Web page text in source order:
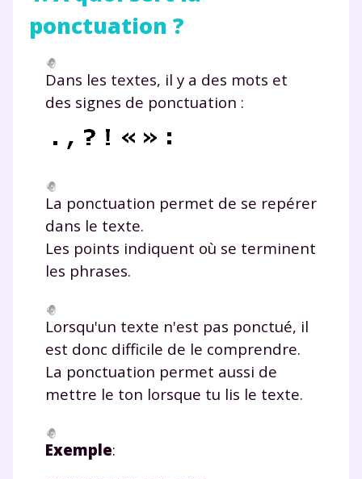
ponctuation ?
Dans les textes, il y a des mots et
des signes de ponctuation :
La ponctuation permet de se repérer
dans le texte.
Les points indiquent où se terminent
les phrases.
Lorsqu'un texte n'est pas ponctué, il
est donc difficile de le comprendre.
La ponctuation permet aussi de
mettre le ton lorsque tu lis le texte.
Exemple: